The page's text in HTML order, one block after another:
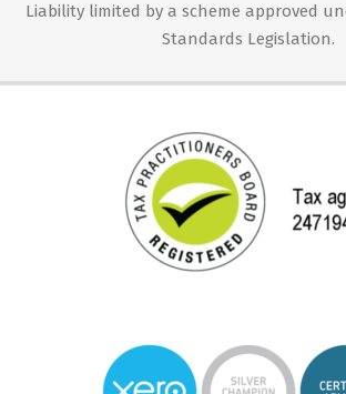
Liability limited by a scheme approved
Standards Legislation.